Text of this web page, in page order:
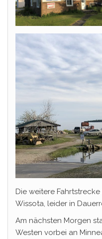
Die weitere
Wissota, leider in
Am nächsten Morgen
Westen vorbei an